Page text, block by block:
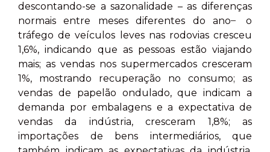
descontando-se a sazonalidade – as diferenças
normais entre meses diferentes do ano ̶ o
tráfego de veículos leves nas rodovias cresceu
1,6%, indicando que as pessoas estão viajando
mais; as vendas nos supermercados cresceram
1%, mostrando recuperação no consumo; as
vendas de papelão ondulado, que indicam a
demanda por embalagens e a expectativa de
vendas da indústria, cresceram 1,8%; as
importações de bens intermediários, que